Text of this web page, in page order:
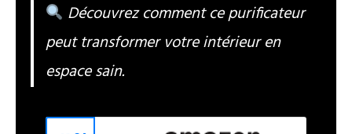
Découvrez comment ce purificateur
peut transformer votre intérieur en
espace sain.